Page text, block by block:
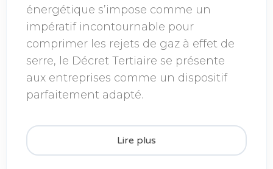
énergétique s’impose comme un
impératif incontournable pour
comprimer les rejets de gaz à effet de
serre, le Décret Tertiaire se présente
aux entreprises comme un dispositif
parfaitement adapté.
Lire plus